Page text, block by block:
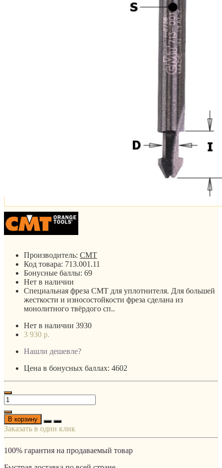
Производитель: CMT
Код товара: 713.001.11
Бонусные баллы: 69
Нет в наличии
Специальная фреза CMT для уплотнителя. Для большей
жесткости и износостойкости фреза сделана из
монолитного твёрдого сп..
Нет в наличии 3930
3 930 р.
Нашли дешевле?
Цена в бонусных баллах: 4602
В корзину
Заказать в один клик
100% гарантия на продаваемый товар